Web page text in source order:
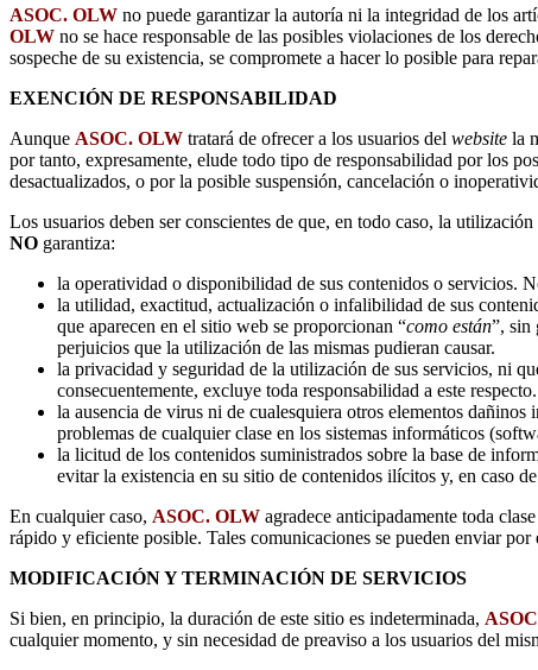
ASOC. OLW no puede garantizar la autoría ni la integridad de los
OLW no se hace responsable de las posibles violaciones de los
sospeche de su existencia, se compromete a hacer lo posible para
EXENCIÓN DE RESPONSABILIDAD
Aunque ASOC. OLW tratará de ofrecer a los usuarios del website la
por tanto, expresamente, elude todo tipo de responsabilidad por los
desactualizados, o por la posible suspensión, cancelación o
Los usuarios deben ser conscientes de que, en todo caso, la
NO garantiza:
la operatividad o disponibilidad de sus contenidos o servicios.
la utilidad, exactitud, actualización o infalibilidad de sus
que aparecen en el sitio web se proporcionan “como están”, sin
perjuicios que la utilización de las mismas pudieran causar.
la privacidad y seguridad de la utilización de sus servicios, ni
consecuentemente, excluye toda responsabilidad a este respecto.
la ausencia de virus ni de cualesquiera otros elementos
problemas de cualquier clase en los sistemas informáticos
la licitud de los contenidos suministrados sobre la base de
evitar la existencia en su sitio de contenidos ilícitos y, en caso
En cualquier caso, ASOC. OLW agradece anticipadamente toda
rápido y eficiente posible. Tales comunicaciones se pueden enviar por
MODIFICACIÓN Y TERMINACIÓN DE SERVICIOS
Si bien, en principio, la duración de este sitio es indeterminada,
cualquier momento, y sin necesidad de preaviso a los usuarios del